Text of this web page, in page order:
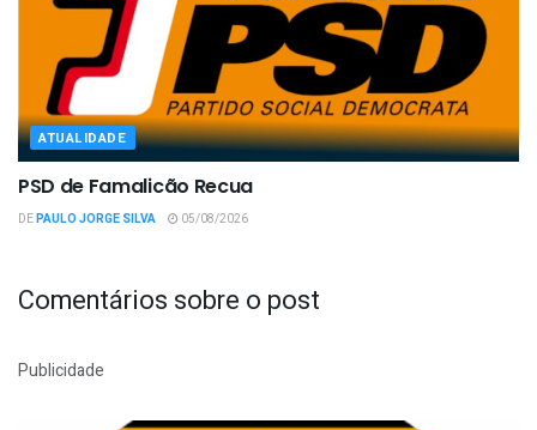
ATUALIDADE
PSD de Famalicão Recua
DEPAULO JORGE SILVA 05/08/2026
Comentários sobre o post
Publicidade